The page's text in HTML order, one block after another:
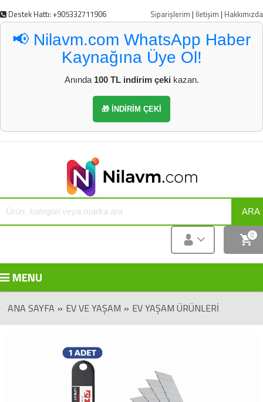
Destek Hattı: +905332711906 Siparişlerim | İletişim | Hakkımızda
📢 Nilavm.com WhatsApp Haber
Kaynağına Üye Ol!
Anında 100 TL indirim çeki kazan.
🎁 İNDİRİM ÇEKİ
ARA
0
MENU
ANA SAYFA » EV VE YAŞAM » EV YAŞAM ÜRÜNLERI